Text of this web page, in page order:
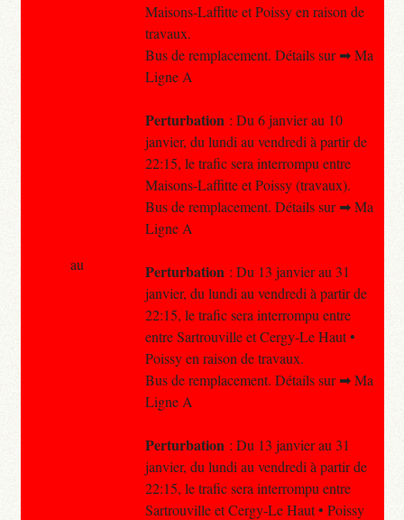
Maisons-Laffitte et Poissy en raison de
travaux.
Bus de remplacement. Détails sur ➡ Ma
Ligne A
Perturbation : Du 6 janvier au 10
janvier, du lundi au vendredi à partir de
22:15, le trafic sera interrompu entre
Maisons-Laffitte et Poissy (travaux).
Bus de remplacement. Détails sur ➡ Ma
Ligne A
Perturbation : Du 13 janvier au 31
janvier, du lundi au vendredi à partir de
22:15, le trafic sera interrompu entre
entre Sartrouville et Cergy-Le Haut •
Poissy en raison de travaux.
Bus de remplacement. Détails sur ➡ Ma
Ligne A
Perturbation : Du 13 janvier au 31
janvier, du lundi au vendredi à partir de
22:15, le trafic sera interrompu entre
Sartrouville et Cergy-Le Haut • Poissy
au